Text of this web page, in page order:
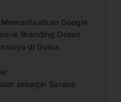
Google
Branding Dosen
di Dunia
sebagai Sarana